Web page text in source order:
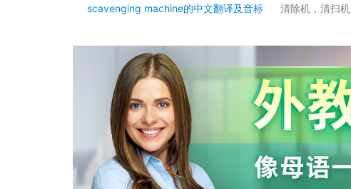
scavenging machine的中文翻译及音标 清除机，清扫机